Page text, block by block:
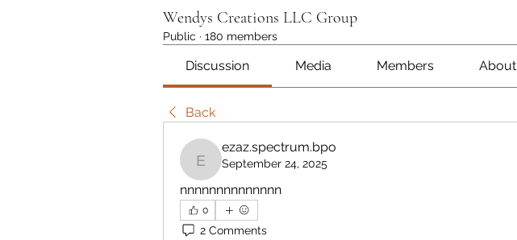
Wendys Creations LLC Group
Public · 180 members
Discussion Media Members About
Back
ezaz.spectrum.bpo
ezaz.spectrum.bpo
September 24, 2025
nnnnnnnnnnnnnn
0
2 Comments